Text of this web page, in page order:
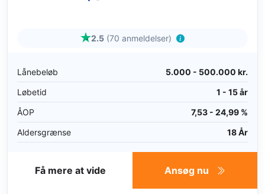
2.5 (70 anmeldelser)
Lånebeløb
5.000 - 500.000 kr.
Løbetid
1 - 15 år
ÅOP
7,53 - 24,99 %
Aldersgrænse
18 År
Ansøg nu
Få mere at vide